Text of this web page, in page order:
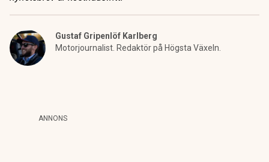
Gustaf Gripenlöf Karlberg
Motorjournalist. Redaktör på Högsta Växeln.
ANNONS